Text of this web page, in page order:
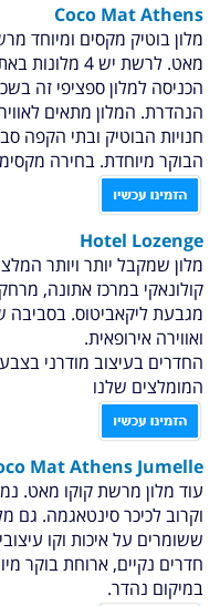
Coco Mat Athens
מלון בוטיק מקסים ומיוחד
מאט. לרשת יש
הכניסה למלון ספציפי זה
הנהדרת. המלון מתאים
חנויות הבוטיק ובתי הקפה
הבוקר מיוחדת. בחירה
Hotel Lozenge
מלון שמקבל יותר ויותר
קולונאקי במרכז אתונה,
מגבעת ליקאביטוס. בסביבה
ואווירה אירופאית.
החדרים בעיצוב מודרני
המומלצים שלנו
Mat Athens Jumelle
עוד מלון מרשת קוקו מאט.
וקרוב לכיכר סינטאגמה. גם
ששומרים על איכות וקו
חדרים נקיים, ארוחת בוקר
במיקום נהדר.